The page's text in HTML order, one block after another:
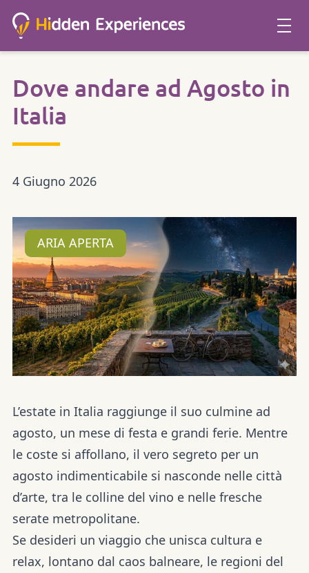
Dove andare ad Agosto in
Italia
4 Giugno 2026
ARIA APERTA
L’estate in Italia raggiunge il suo culmine ad
agosto, un mese di festa e grandi ferie. Mentre
le coste si affollano, il vero segreto per un
agosto indimenticabile si nasconde nelle città
d’arte, tra le colline del vino e nelle fresche
serate metropolitane.
Se desideri un viaggio che unisca cultura e
relax, lontano dal caos balneare, le regioni del